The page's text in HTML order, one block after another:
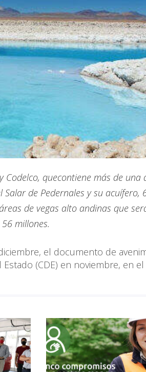
quecontiene más de una
de Pedernales y su acuífero,
de vegas alto andinas que
millones.
el documento de
(CDE) en noviembre, en